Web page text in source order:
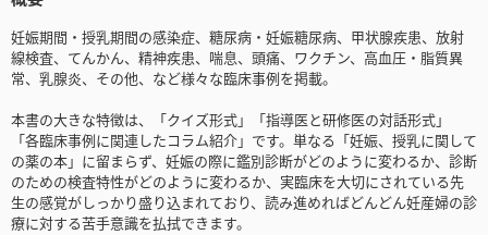
妊娠期間・授乳期間の感染症、糖尿病・妊娠糖尿病、甲状腺疾患、放射
線検査、てんかん、精神疾患、喘息、頭痛、ワクチン、高血圧・脂質異
常、乳腺炎、その他、など様々な臨床事例を掲載。
本書の大きな特徴は、「クイズ形式」「指導医と研修医の対話形式」
「各臨床事例に関連したコラム紹介」です。単なる「妊娠、授乳に関して
の薬の本」に留まらず、妊娠の際に鑑別診断がどのように変わるか、診断
のための検査特性がどのように変わるか、実臨床を大切にされている先
生の感覚がしっかり盛り込まれており、読み進めればどんどん妊産婦の診
療に対する苦手意識を払拭できます。